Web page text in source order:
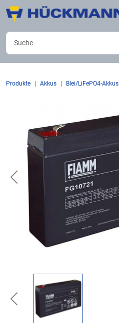
Produkte Akkus Blei/LiFePO4-Akkus
Previous
Previous